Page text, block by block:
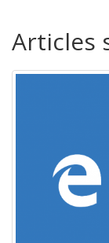
Articles